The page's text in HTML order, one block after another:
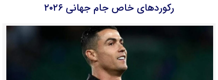
رکوردهای خاص جام جهانی ۲۰۲۶